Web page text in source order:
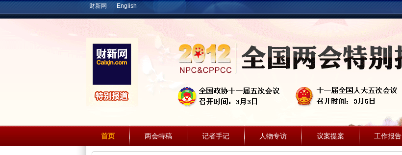
财新网 English
首页 两会特稿 记者手记 人物专访 议案提案 工作报告